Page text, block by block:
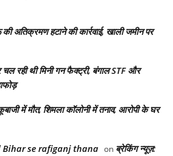
अतिक्रमण हटाने की कार्रवाई, खाली जमीन पर
रही थी मिनी गन फैक्ट्री, बंगाल STF और
में मौत, शिमला कॉलोनी में तनाव, आरोपी के घर
Bihar se rafiganj thana on ब्रेकिंग न्यूज़: